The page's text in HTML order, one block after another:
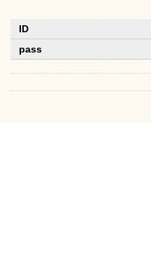
ID
pass